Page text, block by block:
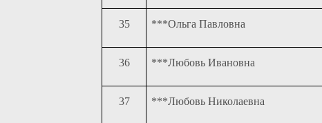
35 ***Ольга Павловна
36 ***Любовь Ивановна
37 ***Любовь Николаевна